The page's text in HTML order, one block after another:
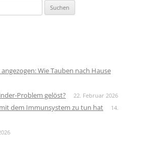
Wie Tauben nach Hause
Problem gelöst? 22. Februar 2026
dem Immunsystem zu tun hat
14.